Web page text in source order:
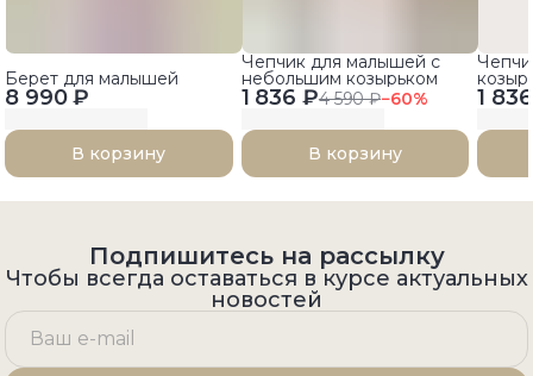
8 990 ₽
Берет для малышей
В корзину
1 836 ₽4 590 ₽−60%
Чепчик для малышей с
небольшим козырьком
В корзину
1
Подпишитесь на рассылку
Чтобы всегда оставаться в курсе актуальных
новостей